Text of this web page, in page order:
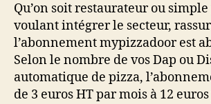
Qu’on soit restaurateur ou
voulant intégrer le secteur,
l’abonnement mypizzadoor est
Selon le nombre de vos Dap ou
automatique de pizza,
de 3 euros HT par mois à 12